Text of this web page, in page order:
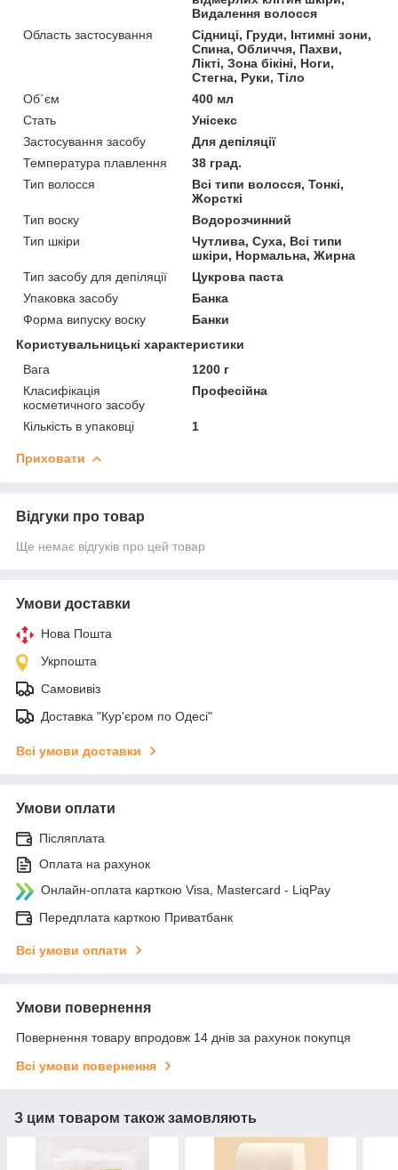
Видалення волосся
Область застосування
Сідниці, Груди, Інтимні зони,
Спина, Обличчя, Пахви,
Лікті, Зона бікіні, Ноги,
Стегна, Руки, Тіло
Об`єм
400 мл
Стать
Унісекс
Застосування засобу
Для депіляції
Температура плавлення
38 град.
Тип волосся
Всі типи волосся, Тонкі,
Жорсткі
Тип воску
Водорозчинний
Тип шкіри
Чутлива, Суха, Всі типи
шкіри, Нормальна, Жирна
Тип засобу для депіляції
Цукрова паста
Упаковка засобу
Банка
Форма випуску воску
Банки
Користувальницькі характеристики
Вага
1200 г
Класифікація
косметичного засобу
Професійна
Кількість в упаковці 1
Приховати
Відгуки про товар
Ще немає відгуків про цей товар
Умови доставки
Нова Пошта
Укрпошта
Самовивіз
Доставка "Кур'єром по Одесі"
Всі умови доставки
Умови оплати
Післяплата
Оплата на рахунок
Онлайн-оплата карткою Visa, Mastercard - LiqPay
Передплата карткою Приватбанк
Всі умови оплати
Умови повернення
Повернення товару впродовж 14 днів за рахунок покупця
Всі умови повернення
З цим товаром також замовляють